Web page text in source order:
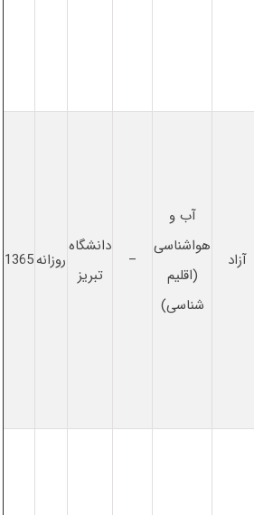
آزاد
آب و
هواشناسی
(اقلیم
شناسی)
–
دانشگاه
تبریز
روزانه1365